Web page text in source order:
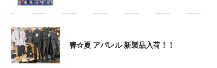
春☆夏 アパレル 新製品入荷！！